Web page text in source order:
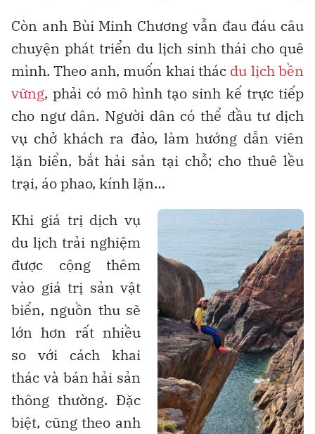
Còn anh Bùi Minh Chương vẫn đau đáu câu
chuyện phát triển du lịch sinh thái cho quê
mình. Theo anh, muốn khai thác du lịch bền
vững, phải có mô hình tạo sinh kế trực tiếp
cho ngư dân. Người dân có thể đầu tư dịch
vụ chở khách ra đảo, làm hướng dẫn viên
lặn biển, bắt hải sản tại chỗ; cho thuê lều
trại, áo phao, kính lặn…
Khi giá trị dịch vụ
du lịch trải nghiệm
được cộng thêm
vào giá trị sản vật
biển, nguồn thu sẽ
lớn hơn rất nhiều
so với cách khai
thác và bán hải sản
thông thường. Đặc
biệt, cũng theo anh